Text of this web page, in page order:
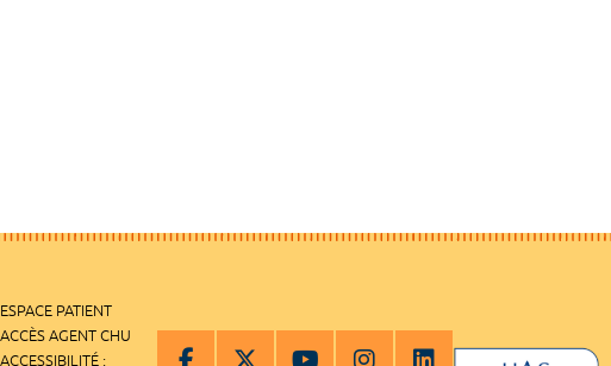
ESPACE PATIENT
ACCÈS AGENT CHU
ACCESSIBILITÉ :